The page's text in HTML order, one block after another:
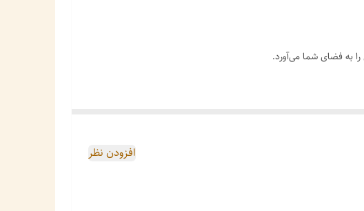
به فضای شما می‌آورد.
افزودن نظر